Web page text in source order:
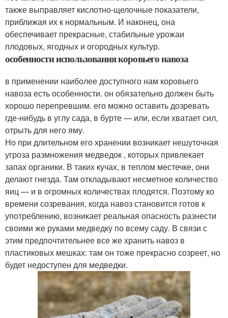
также выправляет кислотно-щелочные показатели,
приближая их к нормальным. И наконец, она
обеспечивает прекрасные, стабильные урожаи
плодовых, ягодных и огородных культур.
особенности использования коровьего навоза
в применении наиболее доступного нам коровьего
навоза есть особенности. он обязательно должен быть
хорошо перепревшим. его можно оставить дозревать
где-нибудь в углу сада, в бурте — или, если хватает сил,
отрыть для него яму.
Но при длительном его хранении возникает нешуточная
угроза размножения медведок , которых привлекает
запах органики. В таких кучах, в теплом местечке, они
делают гнезда. Там откладывают несметное количество
яиц — и в огромных количествах плодятся. Поэтому ко
времени созревания, когда навоз становится готов к
употреблению, возникает реальная опасность разнести
своими же руками медведку по всему саду. В связи с
этим предпочтительнее все же хранить навоз в
пластиковых мешках: там он тоже прекрасно созреет, но
будет недоступен для медведки.